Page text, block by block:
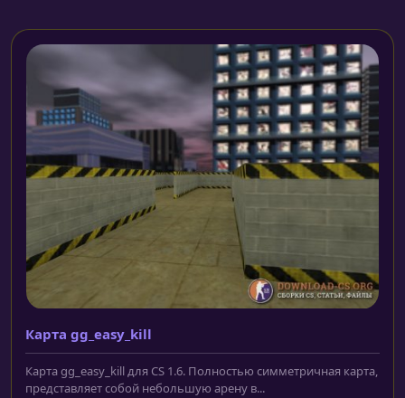
Карта gg_easy_kill
Карта gg_easy_kill для CS 1.6. Полностью симметричная карта,
представляет собой небольшую арену в...